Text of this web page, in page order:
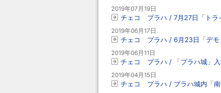
2019年07月19日
チェコ プラハ / 7月27日「トラ
2019年06月17日
チェコ プラハ / 6月23日「デモ
2019年06月11日
チェコ プラハ / 「プラハ城」
2019年04月15日
チェコ プラハ / プラハ城内「南